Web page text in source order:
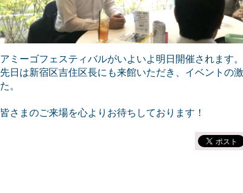
アミーゴフェスティバルがいよいよ明日開催されます。
先日は新宿区吉住区長にも来館いただき、イベントの
た。
皆さまのご来場を心よりお待ちしております！